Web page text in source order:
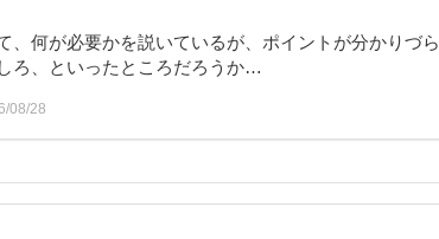
、何が必要かを説いているが、ポイントが分かりづら
ろ、といったところだろうか…
08/28